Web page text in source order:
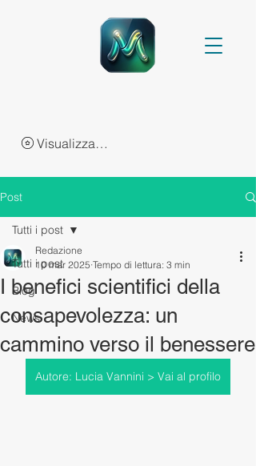
Visualizza punti
Post
Tutti i post
Blog
News
Tutti i post
I benefici scientifici della
consapevolezza: un
cammino verso il benessere
Redazione
10 mar 2025 Tempo di lettura: 3 min
Autore: Lucia Vannini > Vai al profilo